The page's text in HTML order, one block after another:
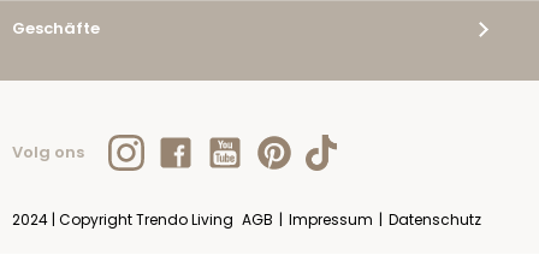
Geschäfte
Volg ons
2024 | Copyright Trendo Living AGB | Impressum | Datenschutz